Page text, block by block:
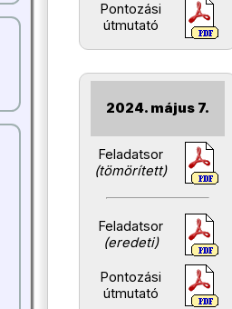
Pontozási
útmutató
2024. május 7.
Feladatsor
(tömörített)
Feladatsor
(eredeti)
Pontozási
útmutató